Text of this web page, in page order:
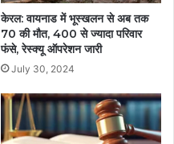
केरल: वायनाड में भूस्खलन से अब तक
70 की मौत, 400 से ज्यादा परिवार
फंसे, रेस्क्यू ऑपरेशन जारी
July 30, 2024